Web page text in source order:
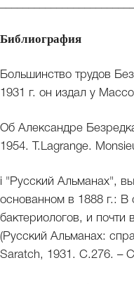
Библиография
Большинство трудов
1931 г. он издал у
Об Александре
1954. T.Lagrange.
i "Русский Альманах",
основанном в 1888 г.: В
бактериологов, и почти
(Русский Альманах:
Saratch, 1931. С.276. –